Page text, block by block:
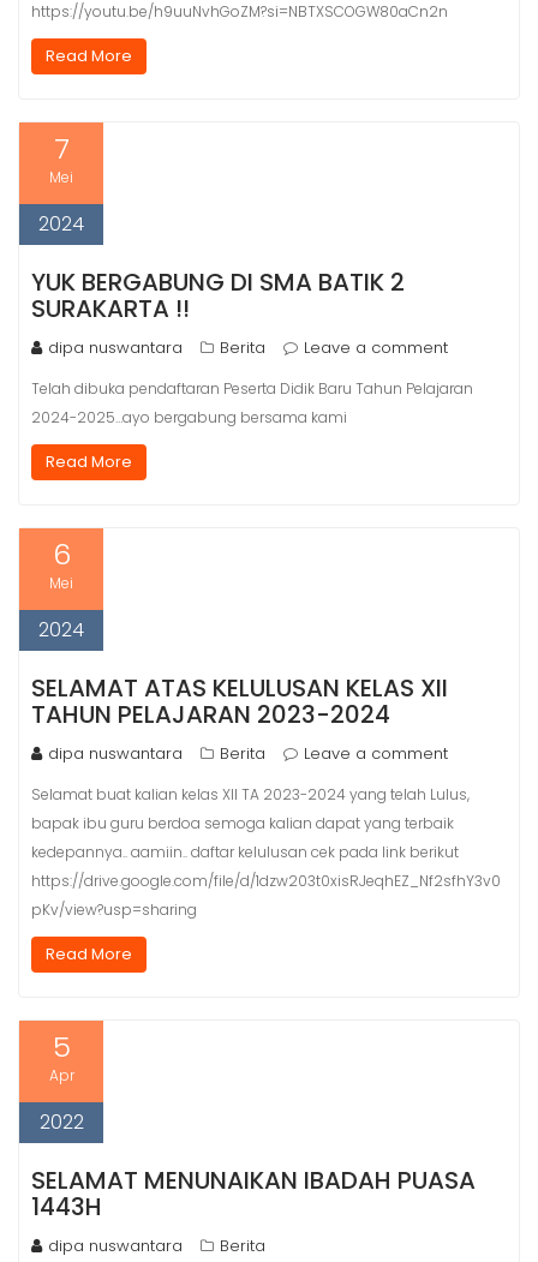
https://youtu.be/h9uuNvhGoZM?si=NBTXSCOGW80aCn2n
Read More
7
Mei
2024
YUK BERGABUNG DI SMA BATIK 2
SURAKARTA !!
dipa nuswantara Berita Leave a comment
Telah dibuka pendaftaran Peserta Didik Baru Tahun Pelajaran
2024-2025…ayo bergabung bersama kami
Read More
6
Mei
2024
SELAMAT ATAS KELULUSAN KELAS XII
TAHUN PELAJARAN 2023-2024
dipa nuswantara Berita Leave a comment
Selamat buat kalian kelas XII TA 2023-2024 yang telah Lulus,
bapak ibu guru berdoa semoga kalian dapat yang terbaik
kedepannya.. aamiin.. daftar kelulusan cek pada link berikut
https://drive.google.com/file/d/1dzw203t0xisRJeqhEZ_Nf2sfhY3v0
pKv/view?usp=sharing
Read More
5
Apr
2022
SELAMAT MENUNAIKAN IBADAH PUASA
1443H
dipa nuswantara
Berita